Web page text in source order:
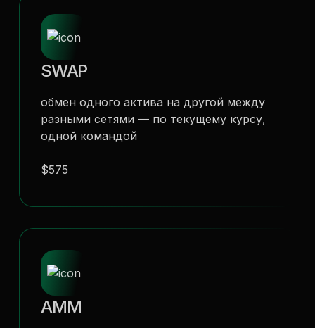
SWAP
обмен одного актива на другой между
разными сетями — по текущему курсу,
одной командой
$575
AMM